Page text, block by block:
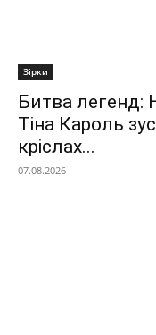
Зірки
Битва легенд:
Тіна Кароль
кріслах...
07.08.2026